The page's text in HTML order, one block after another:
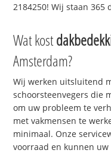
2184250! Wij staan 365
Wat kost
Amsterdam?
Wij werken uitsluitend
schoorsteenvegers die
om uw probleem te
met vakmensen te
minimaal. Onze
voorraad en kunnen